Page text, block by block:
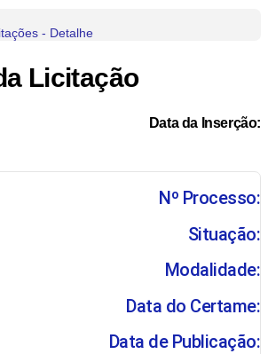
- Detalhe
Licitação
Data da Inserção:
Nº Processo:
Situação:
Modalidade:
Data do Certame:
Data de Publicação: